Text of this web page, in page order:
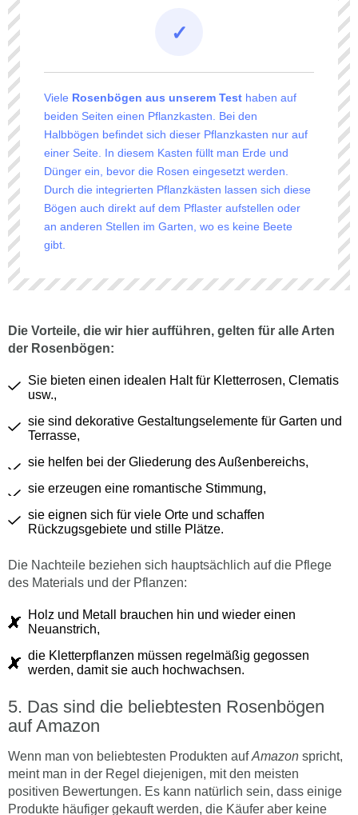
Viele Rosenbögen aus unserem Test haben auf
beiden Seiten einen Pflanzkasten. Bei den
Halbbögen befindet sich dieser Pflanzkasten nur auf
einer Seite. In diesem Kasten füllt man Erde und
Dünger ein, bevor die Rosen eingesetzt werden.
Durch die integrierten Pflanzkästen lassen sich diese
Bögen auch direkt auf dem Pflaster aufstellen oder
an anderen Stellen im Garten, wo es keine Beete
gibt.
Die Vorteile, die wir hier aufführen, gelten für alle Arten
der Rosenbögen:
Sie bieten einen idealen Halt für Kletterrosen, Clematis
usw.,
sie sind dekorative Gestaltungselemente für Garten und
Terrasse,
sie helfen bei der Gliederung des Außenbereichs,
sie erzeugen eine romantische Stimmung,
sie eignen sich für viele Orte und schaffen
Rückzugsgebiete und stille Plätze.
Die Nachteile beziehen sich hauptsächlich auf die Pflege
des Materials und der Pflanzen:
Holz und Metall brauchen hin und wieder einen
Neuanstrich,
die Kletterpflanzen müssen regelmäßig gegossen
werden, damit sie auch hochwachsen.
Das sind die beliebtesten Rosenbögen
auf Amazon
Wenn man von beliebtesten Produkten aufAmazon spricht,
meint man in der Regel diejenigen, mit den meisten
positiven Bewertungen. Es kann natürlich sein, dass einige
Produkte häufiger gekauft werden, die Käufer aber keine